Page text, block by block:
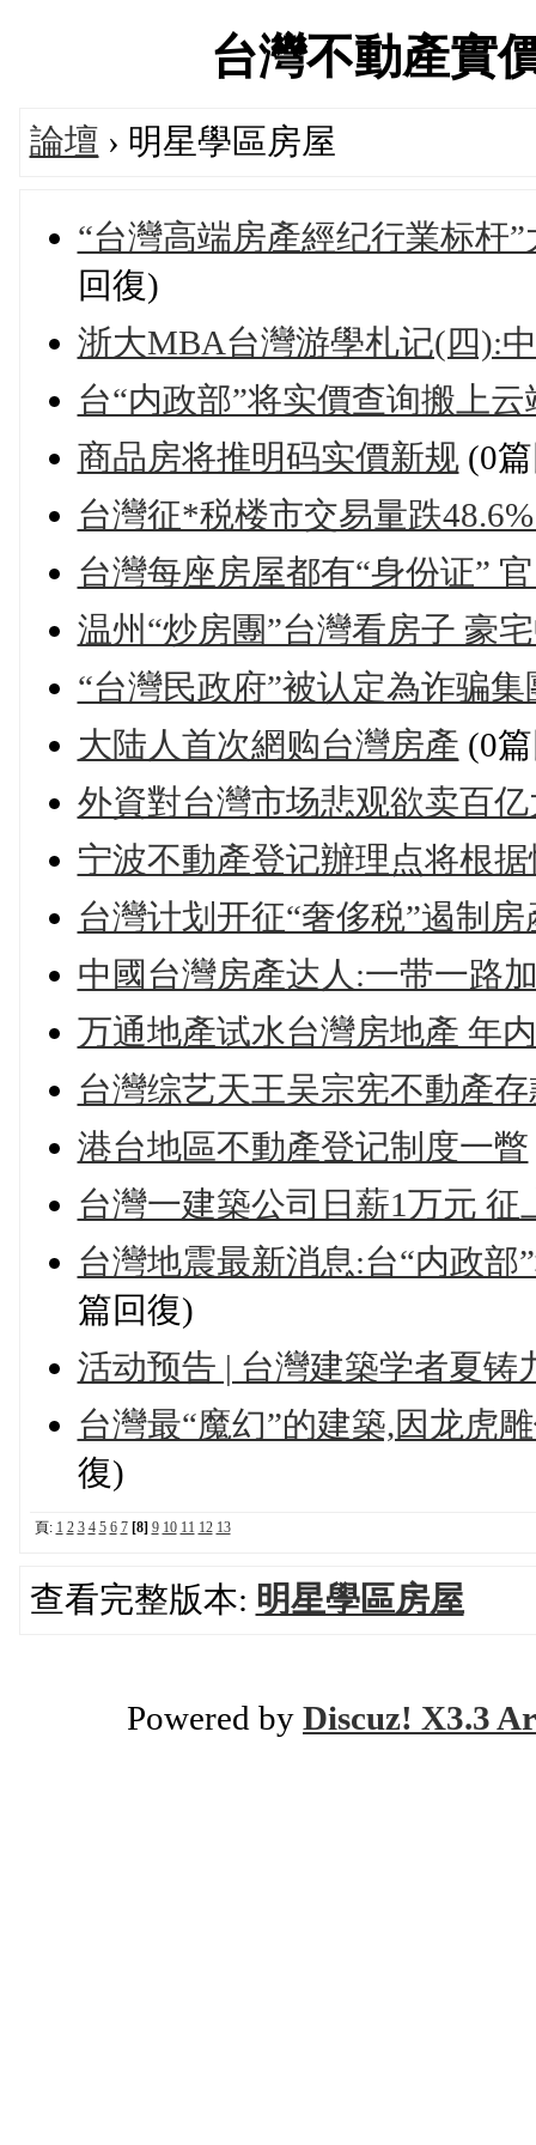
台灣不動產實
論壇 › 明星學區房屋
“台灣高端房產經纪行業标杆
回復)
浙大MBA台灣游學札记(四):
台“内政部”将实價查询搬上
商品房将推明码实價新规(0
台灣征*税楼市交易量跌
台灣每座房屋都有“身份证”
温州“炒房團”台灣看房子 豪
“台灣民政府”被认定為诈骗
大陆人首次網购台灣房產 (0
外資對台灣市场悲观欲卖百
宁波不動產登记辦理点将根
台灣计划开征“奢侈税”遏制房
中國台灣房產达人:一带一路
万通地產试水台灣房地產 年
台灣综艺天王吴宗宪不動產
港台地區不動產登记制度一瞥
台灣一建築公司日薪1万元 征
台灣地震最新消息:台“内政
篇回復)
活动预告 | 台灣建築学者夏铸
台灣最“魔幻”的建築,因龙虎
復)
頁: 1 2 3 4 5 6 7 [8] 9 10 11 12 13
查看完整版本: 明星學區房屋
Powered by Discuz! X3.3